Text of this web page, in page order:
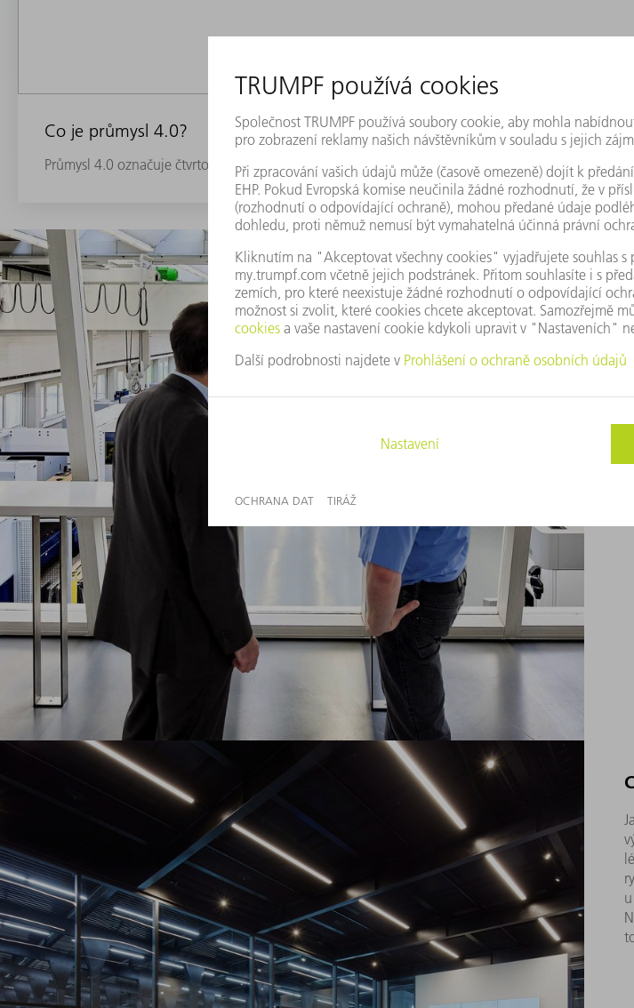
Co je průmysl 4.0?
Průmysl 4.0 označuje čtvrtou průmyslovou revoluci – zvanou také „Digitální transformace“, s